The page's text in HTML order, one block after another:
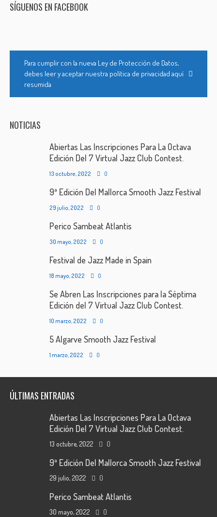
SÍGUENOS EN FACEBOOK
Para cumplir con la nueva Ley de Protección de Datos,
debes leer y aceptar nuestra política de privacidad aquí
resumida
NOTICIAS
Abiertas Las Inscripciones Para La Octava
Edición Del 7 Virtual Jazz Club Contest.
13 octubre, 2022 0
9ª Edición Del Mallorca Smooth Jazz Festival
29 julio, 2022 0
Perico Sambeat Atlantis
30 mayo, 2022 0
Festival de Jazz Made in Spain
18 mayo, 2022 0
Se Abren Las Inscripciones para la Séptima
Edición del 7 Virtual Jazz Club Contest.
10 marzo, 2022 0
5 Algarve Smooth Jazz Festival
1 marzo, 2022 0
ÚLTIMAS ENTRADAS
Abiertas Las Inscripciones Para La Octava
Edición Del 7 Virtual Jazz Club Contest.
13 octubre, 2022 0
9ª Edición Del Mallorca Smooth Jazz Festival
29 julio, 2022 0
Perico Sambeat Atlantis
30 mayo, 2022 0